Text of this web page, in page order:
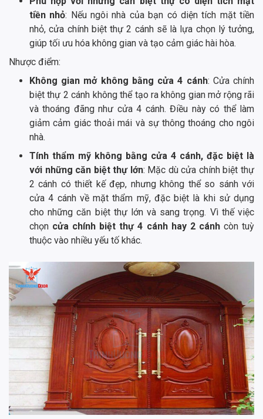
tiền nhỏ: Nếu ngôi nhà của bạn có diện tích mặt tiền
nhỏ, cửa chính biệt thự 2 cánh sẽ là lựa chọn lý tưởng,
giúp tối ưu hóa không gian và tạo cảm giác hài hòa.
Nhược điểm:
Không gian mở không bằng cửa 4 cánh: Cửa chính
biệt thự 2 cánh không thể tạo ra không gian mở rộng rãi
và thoáng đãng như cửa 4 cánh. Điều này có thể làm
giảm cảm giác thoải mái và sự thông thoáng cho ngôi
nhà.
Tính thẩm mỹ không bằng cửa 4 cánh, đặc biệt là
với những căn biệt thự lớn: Mặc dù cửa chính biệt thự
2 cánh có thiết kế đẹp, nhưng không thể so sánh với
cửa 4 cánh về mặt thẩm mỹ, đặc biệt là khi sử dụng
cho những căn biệt thự lớn và sang trọng. Vì thế việc
chọn cửa chính biệt thự 4 cánh hay 2 cánhcòn tuỳ
thuộc vào nhiều yếu tố khác.